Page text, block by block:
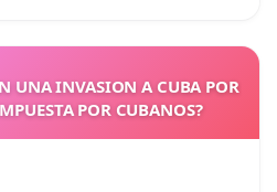
UNA INVASION A CUBA POR
POR CUBANOS?